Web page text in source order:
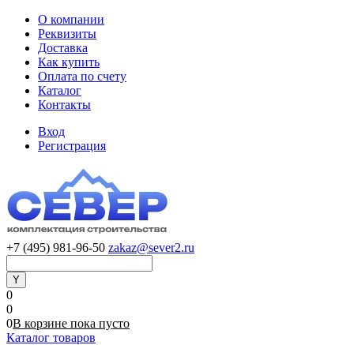
О компании
Реквизиты
Доставка
Как купить
Оплата по счету
Каталог
Контакты
Вход
Регистрация
+7 (495) 981-96-50 zakaz@sever2.ru
0
0
0В корзине пока пусто
Каталог товаров